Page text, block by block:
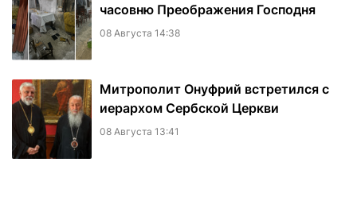
часовню Преображения Господня
08 Августа 14:38
Митрополит Онуфрий встретился с
иерархом Сербской Церкви
08 Августа 13:41